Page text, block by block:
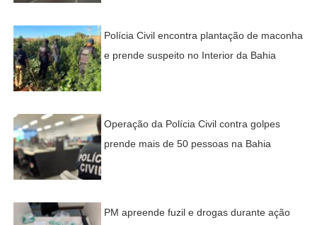
Polícia Civil encontra plantação de maconha
e prende suspeito no Interior da Bahia
Operação da Polícia Civil contra golpes
prende mais de 50 pessoas na Bahia
PM apreende fuzil e drogas durante ação